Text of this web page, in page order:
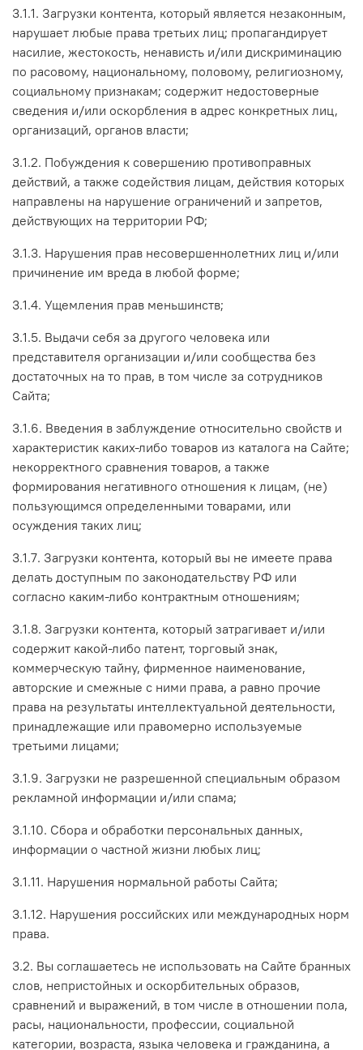
3.1.1. Загрузки контента, который является незаконным,
нарушает любые права третьих лиц; пропагандирует
насилие, жестокость, ненависть и/или дискриминацию
по расовому, национальному, половому, религиозному,
социальному признакам; содержит недостоверные
сведения и/или оскорбления в адрес конкретных лиц,
организаций, органов власти;
3.1.2. Побуждения к совершению противоправных
действий, а также содействия лицам, действия которых
направлены на нарушение ограничений и запретов,
действующих на территории РФ;
3.1.3. Нарушения прав несовершеннолетних лиц и/или
причинение им вреда в любой форме;
3.1.4. Ущемления прав меньшинств;
3.1.5. Выдачи себя за другого человека или
представителя организации и/или сообщества без
достаточных на то прав, в том числе за сотрудников
Сайта;
3.1.6. Введения в заблуждение относительно свойств и
характеристик каких-либо товаров из каталога на Сайте;
некорректного сравнения товаров, а также
формирования негативного отношения к лицам, (не)
пользующимся определенными товарами, или
осуждения таких лиц;
3.1.7. Загрузки контента, который вы не имеете права
делать доступным по законодательству РФ или
согласно каким-либо контрактным отношениям;
3.1.8. Загрузки контента, который затрагивает и/или
содержит какой-либо патент, торговый знак,
коммерческую тайну, фирменное наименование,
авторские и смежные с ними права, а равно прочие
права на результаты интеллектуальной деятельности,
принадлежащие или правомерно используемые
третьими лицами;
3.1.9. Загрузки не разрешенной специальным образом
рекламной информации и/или спама;
3.1.10. Сбора и обработки персональных данных,
информации о частной жизни любых лиц;
3.1.11. Нарушения нормальной работы Сайта;
3.1.12. Нарушения российских или международных норм
права.
3.2. Вы соглашаетесь не использовать на Сайте бранных
слов, непристойных и оскорбительных образов,
сравнений и выражений, в том числе в отношении пола,
расы, национальности, профессии, социальной
категории, возраста, языка человека и гражданина, а